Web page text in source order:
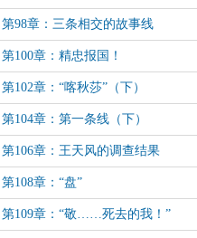
你第二次！
第98章：三条相交的故事线
第100章：精忠报国！
第102章：“喀秋莎”（下）
第104章：第一条线（下）
第106章：王天风的调查结果
第108章：“盘”
第109章：“敬……死去的我！”